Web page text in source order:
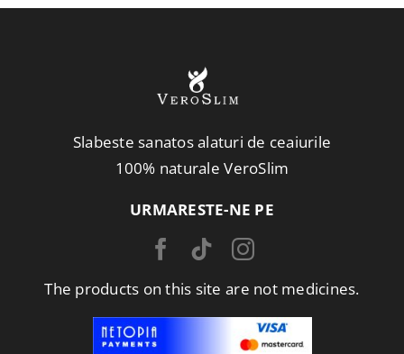
Slabeste sanatos alaturi de ceaiurile
100% naturale VeroSlim
URMARESTE-NE PE
The products on this site are not medicines.